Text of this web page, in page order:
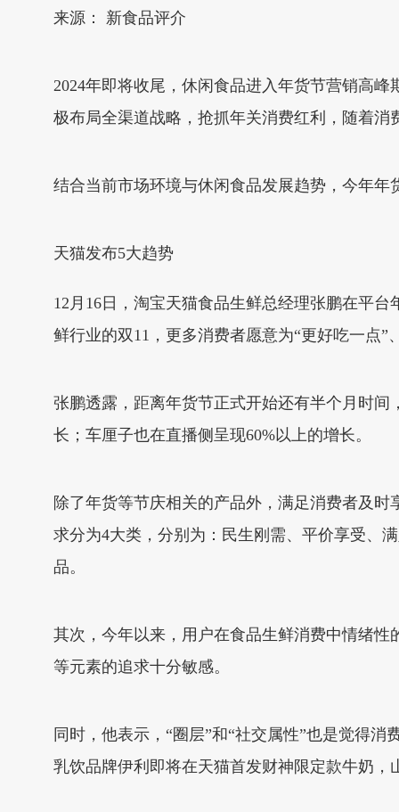
来源： 新食品评介
2024年即将收尾，休闲食品进入年货节营销高
极布局全渠道战略，抢抓年关消费红利，随着
结合当前市场环境与休闲食品发展趋势，今年年
天猫发布5大趋势
12月16日，淘宝天猫食品生鲜总经理张鹏在平
鲜行业的双11，更多消费者愿意为“更好吃一点”
张鹏透露，距离年货节正式开始还有半个月时
长；车厘子也在直播侧呈现60%以上的增长。
除了年货等节庆相关的产品外，满足消费者及
求分为4大类，分别为：民生刚需、平价享受、
品。
其次，今年以来，用户在食品生鲜消费中情绪
等元素的追求十分敏感。
同时，他表示，“圈层”和“社交属性”也是觉得
乳饮品牌伊利即将在天猫首发财神限定款牛奶